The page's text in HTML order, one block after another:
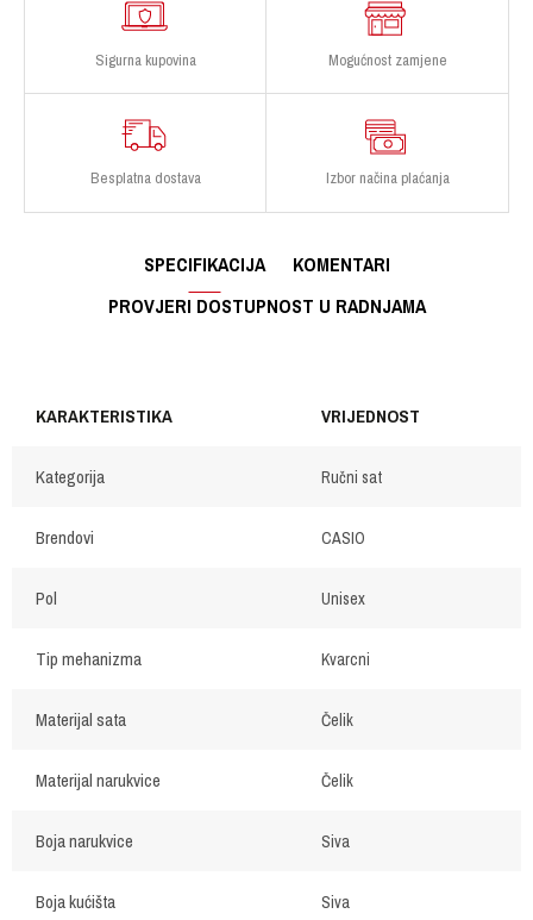
Sigurna kupovina Mogućnost zamjene
Besplatna dostava Izbor načina plaćanja
SPECIFIKACIJA
KOMENTARI
PROVJERI DOSTUPNOST U RADNJAMA
KARAKTERISTIKA VRIJEDNOST
Kategorija Ručni sat
Brendovi CASIO
Pol Unisex
Tip mehanizma Kvarcni
Materijal sata Čelik
Materijal narukvice Čelik
Boja narukvice Siva
Boja kućišta Siva